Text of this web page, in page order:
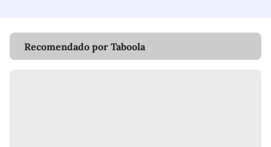
Recomendado por Taboola